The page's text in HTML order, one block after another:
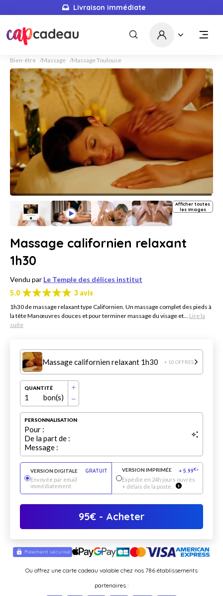
Livraison immédiate
Bien-être Massage Massage Toulouse
Afficher toutes
les images
Massage californien relaxant
1h30
Vendu par Le Temple des délices institut
5.0
3 avis
1h30 de massage relaxant type Californien. Un massage complet des pieds à
la tête Manœuvres douces et pour terminer massage du visage et... Lire la
suite
Massage californien relaxant 1h30 + 10 OFFRES
QUANTITÉ
1 bon(s)
PERSONNALISATION
Pour :
De la part de :
Message :
VERSION DIGITALE
GRATUIT
Envoyée par email
immédiatement
VERSION IMPRIMÉE + 5.99€*
Expédié en 24h jours ouvrés
+ délais de la poste.
95€- Acheter
Ou offrez une carte cadeau valable chez nos 786 établissements
partenaires :